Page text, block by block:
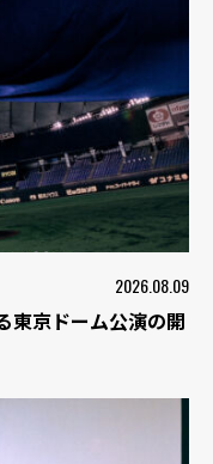
2026.08.09
東京ドーム公演の開